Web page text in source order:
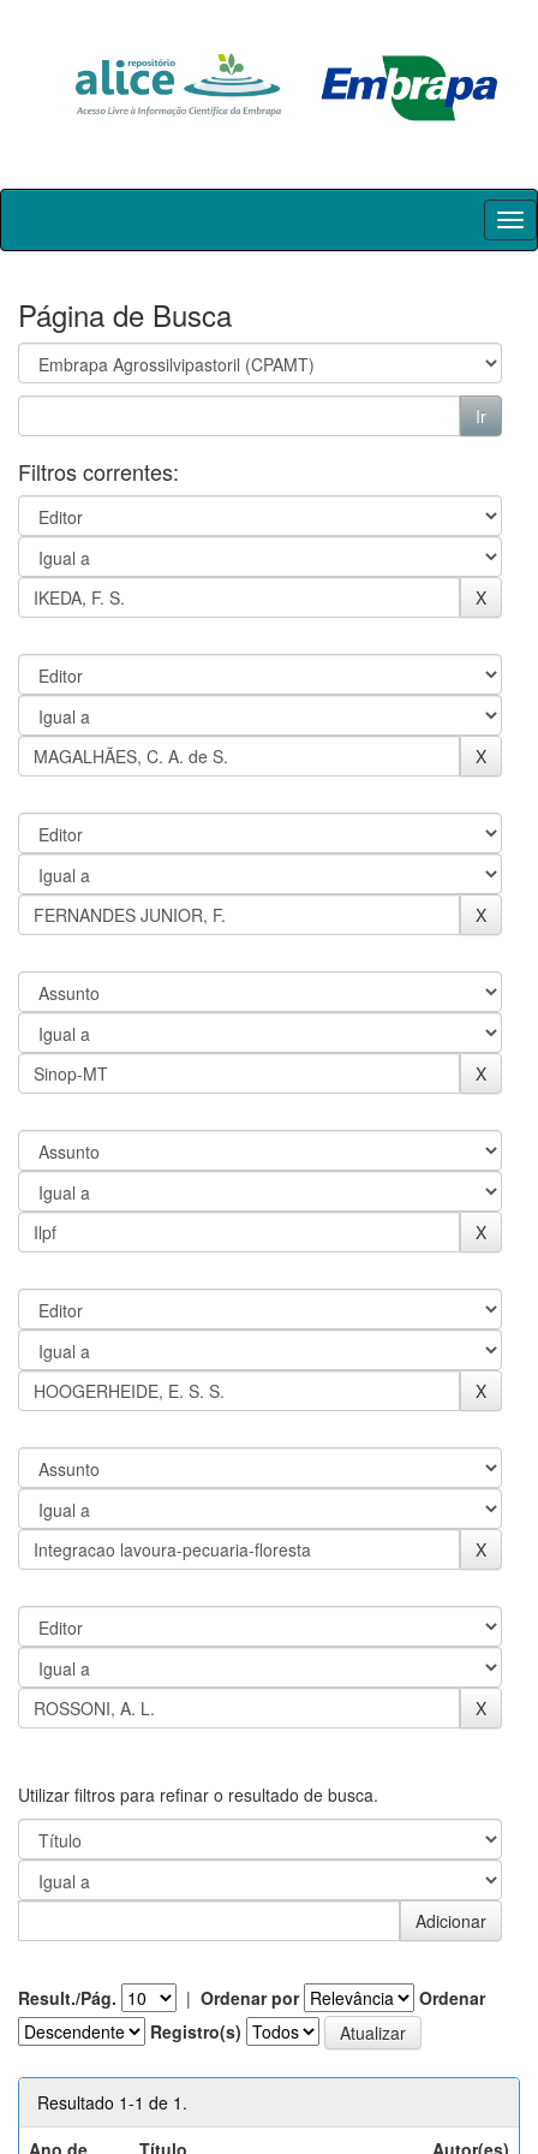
Skip
Página de Busca
Filtros correntes:
Utilizar filtros para refinar o resultado de busca.
Result./Pág. | Ordenar por
Ordenar
Registro(s)
Resultado 1-1 de 1.
Ano de
Título Autor(es)